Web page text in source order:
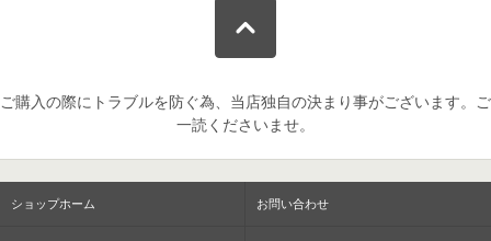
ご購入の際にトラブルを防ぐ為、当店独自の決まり事がございます。ご
一読くださいませ。
ショップホーム お問い合わせ